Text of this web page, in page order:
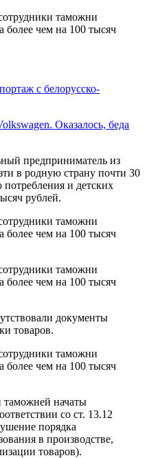
с белорусско-
Оказалось, беда
предприниматель из
в родную страну почти 30
и детских
рублей.
документы
товаров.
начаты
со ст. 13.12
порядка
в производстве,
товаров).